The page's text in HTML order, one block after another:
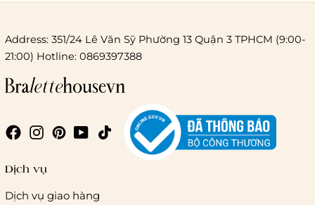
Chi phí giao hàng
Giao hàng trong ngày (hoả tốc)
Address: 351/24 Lê Văn Sỹ Phường 13 Quận 3 TPHCM (9:00-
21:00) Hotline: 0869397388
Dịch vụ
Dịch vụ giao hàng